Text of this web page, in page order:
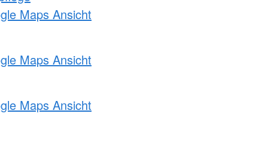
Maps Ansicht
Maps Ansicht
Maps Ansicht